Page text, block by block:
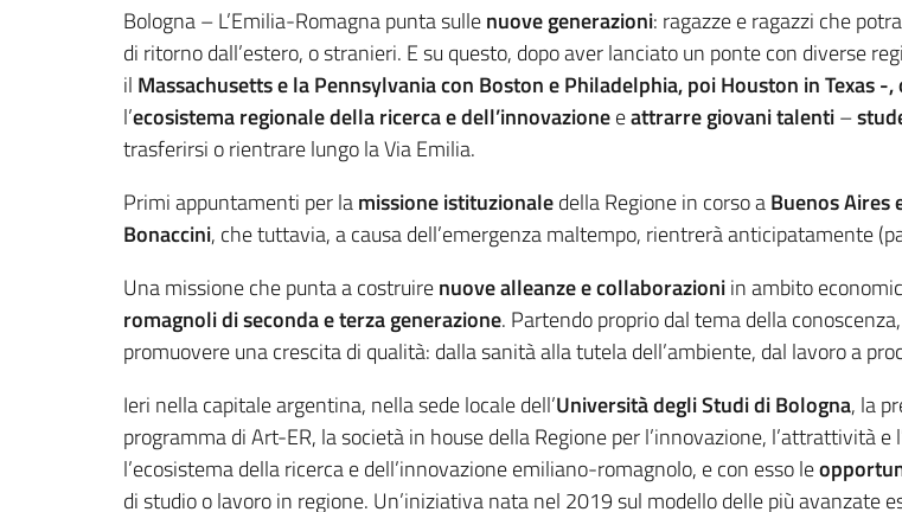
Contenuto
Bologna – L’Emilia-Romagna punta sullenuove generazioni: ragazze e ragazzi che
di ritorno dall’estero, o stranieri. E su questo, dopo aver lanciato un ponte con diverse
il Massachusetts e la Pennsylvania con Boston e Philadelphia, poi Houston in Texas-,
l’ecosistema regionaledella ricerca e dell’innovazioneeattrarre giovani talenti–
trasferirsi o rientrare lungo la Via Emilia.
Primi appuntamenti per lamissione istituzionaledella Regione in corso aBuenos Aires
Bonaccini, che tuttavia, a causa dell’emergenza maltempo, rientrerà anticipatamente
Una missione che punta a costruirenuove alleanze e collaborazioniin ambito
romagnoli di seconda e terza generazione. Partendo proprio dal tema della
promuovere una crescita di qualità: dalla sanità alla tutela dell’ambiente, dal lavoro a
Ieri nella capitale argentina, nella sede locale dell’Università degli Studi di Bologna, la
programma di Art-ER, la società in house della Regione per l’innovazione, l’attrattività
l’ecosistema della ricerca e dell’innovazione emiliano-romagnolo, e con esso le
di studio o lavoro in regione. Un’iniziativa nata nel 2019 sul modello delle più avanzate